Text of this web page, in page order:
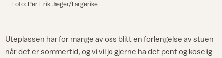
Foto: Per Erik Jæger/Fargerike
Uteplassen har for mange av oss blitt en forlengelse av stuen
når det er sommertid, og vi vil jo gjerne ha det pent og koselig